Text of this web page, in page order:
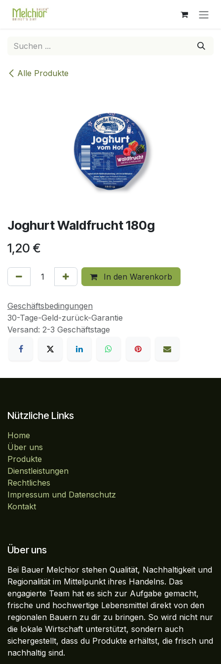
Zum Inhalt springen
Alle Produkte
Joghurt Waldfrucht 180g
1,20 €
In den Warenkorb
Geschäftsbedingungen
30-Tage-Geld-zurück-Garantie
Versand: 2-3 Geschäftstage
Nützliche Links
Home
Über uns
Produkte
Dienstleistungen
Rechtliches
Impressum und Datenschutz
Kontakt
Über uns
Bei Bauer Melchior stehen Qualität, Nachhaltigkeit und
Regionalität im Mittelpunkt ihres Handelns. Das
engagierte Team hat es sich zur Aufgabe gemacht,
frische und hochwertige Lebensmittel direkt von den
regionalen Bauern zu dir zu bringen. So wird nicht nur
die lokale Wirtschaft unterstützt, sondern auch
sichergestellt, dass du Produkte erhältst, die frisch und
nachhaltig sind.